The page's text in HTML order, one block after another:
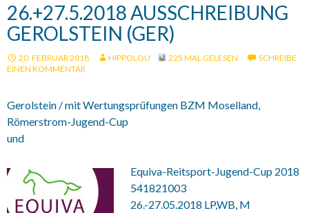
26.+27.5.2018 AUSSCHREIBUNG
GEROLSTEIN (GER)
20. FEBRUAR 2018 HIPPOLOU 225 MAL GELESEN
SCHREIBE
EINEN KOMMENTAR
Gerolstein / mit Wertungsprüfungen BZM Moselland,
Römerstrom-Jugend-Cup
und
Equiva-Reitsport-Jugend-Cup 2018
541821003
26.-27.05.2018 LP,WB, M